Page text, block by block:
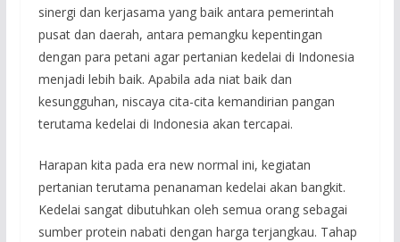
sinergi dan kerjasama yang baik antara pemerintah
pusat dan daerah, antara pemangku kepentingan
dengan para petani agar pertanian kedelai di Indonesia
menjadi lebih baik. Apabila ada niat baik dan
kesungguhan, niscaya cita-cita kemandirian pangan
terutama kedelai di Indonesia akan tercapai.
Harapan kita pada era new normal ini, kegiatan
pertanian terutama penanaman kedelai akan bangkit.
Kedelai sangat dibutuhkan oleh semua orang sebagai
sumber protein nabati dengan harga terjangkau. Tahap